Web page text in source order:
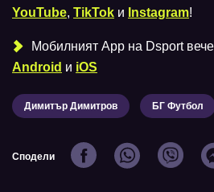
YouTube, TikTok и Instagram!
Мобилният Аpp на Dsport вече
Android и iOS
Димитър Димитров БГ Футбол
Сподели